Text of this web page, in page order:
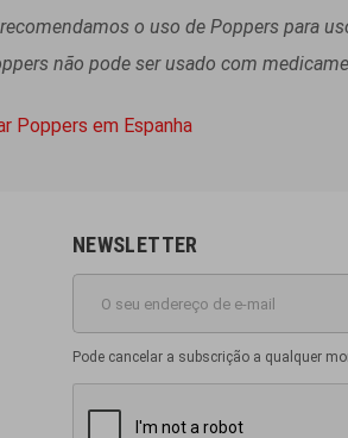
o uso de Poppers para
não pode ser usado com
Poppers em Espanha
NEWSLETTER
Pode cancelar a subscrição a qualquer